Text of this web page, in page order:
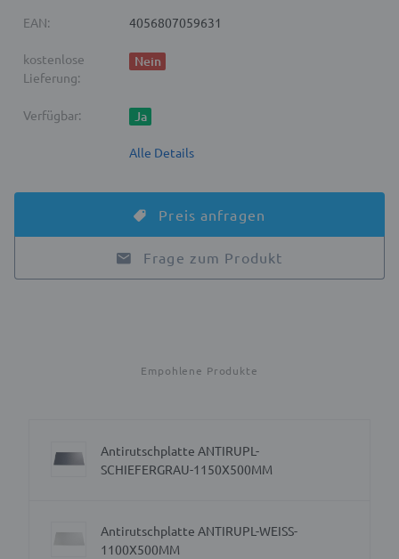
EAN: 4056807059631
kostenlose
Lieferung:
Nein
Verfügbar: Ja
Alle Details
Preis anfragen
Frage zum Produkt
Empohlene Produkte
Antirutschplatte ANTIRUPL-
SCHIEFERGRAU-1150X500MM
Antirutschplatte ANTIRUPL-WEISS-
1100X500MM